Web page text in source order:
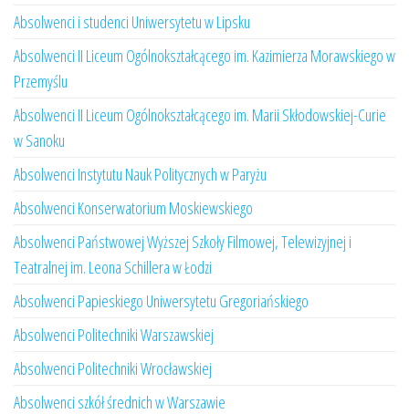
Absolwenci i studenci Uniwersytetu w Lipsku
Absolwenci II Liceum Ogólnokształcącego im. Kazimierza Morawskiego w
Przemyślu
Absolwenci II Liceum Ogólnokształcącego im. Marii Skłodowskiej-Curie
w Sanoku
Absolwenci Instytutu Nauk Politycznych w Paryżu
Absolwenci Konserwatorium Moskiewskiego
Absolwenci Państwowej Wyższej Szkoły Filmowej, Telewizyjnej i
Teatralnej im. Leona Schillera w Łodzi
Absolwenci Papieskiego Uniwersytetu Gregoriańskiego
Absolwenci Politechniki Warszawskiej
Absolwenci Politechniki Wrocławskiej
Absolwenci szkół średnich w Warszawie